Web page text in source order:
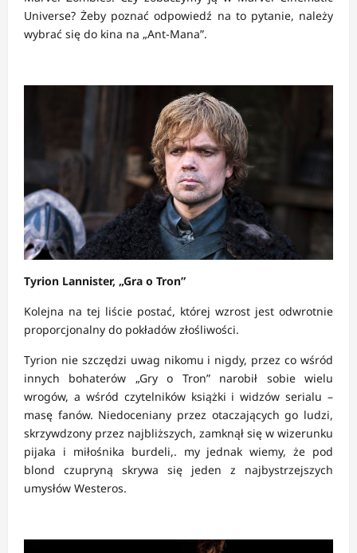
Universe? Żeby poznać odpowiedź na to pytanie, należy
wybrać się do kina na „Ant-Mana”.
Tyrion Lannister, „Gra o Tron”
Kolejna na tej liście postać, której wzrost jest odwrotnie
proporcjonalny do pokładów złośliwości.
Tyrion nie szczędzi uwag nikomu i nigdy, przez co wśród
innych bohaterów „Gry o Tron” narobił sobie wielu
wrogów, a wśród czytelników książki i widzów serialu –
masę fanów. Niedoceniany przez otaczających go ludzi,
skrzywdzony przez najbliższych, zamknął się w wizerunku
pijaka i miłośnika burdeli,. my jednak wiemy, że pod
blond czupryną skrywa się jeden z najbystrzejszych
umysłów Westeros.